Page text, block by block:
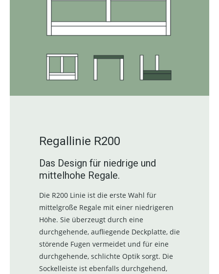
Regallinie R200
Das Design für niedrige und
mittelhohe Regale.
Die R200 Linie ist die erste Wahl für
mittelgroße Regale mit einer niedrigeren
Höhe. Sie überzeugt durch eine
durchgehende, aufliegende Deckplatte, die
störende Fugen vermeidet und für eine
durchgehende, schlichte Optik sorgt. Die
Sockelleiste ist ebenfalls durchgehend,